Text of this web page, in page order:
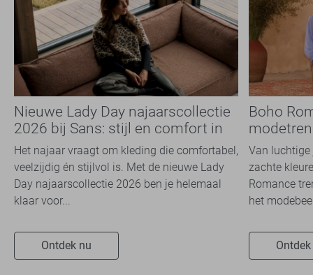
Nieuwe Lady Day najaarscollectie
2026 bij Sans: stijl en comfort in
travelkwaliteit
Het najaar vraagt om kleding die comfortabel,
veelzijdig én stijlvol is. Met de nieuwe Lady
Day najaarscollectie 2026 ben je helemaal
klaar voor...
Ontdek nu
Boho
overal
Van luchtige
zachte
Romance
het